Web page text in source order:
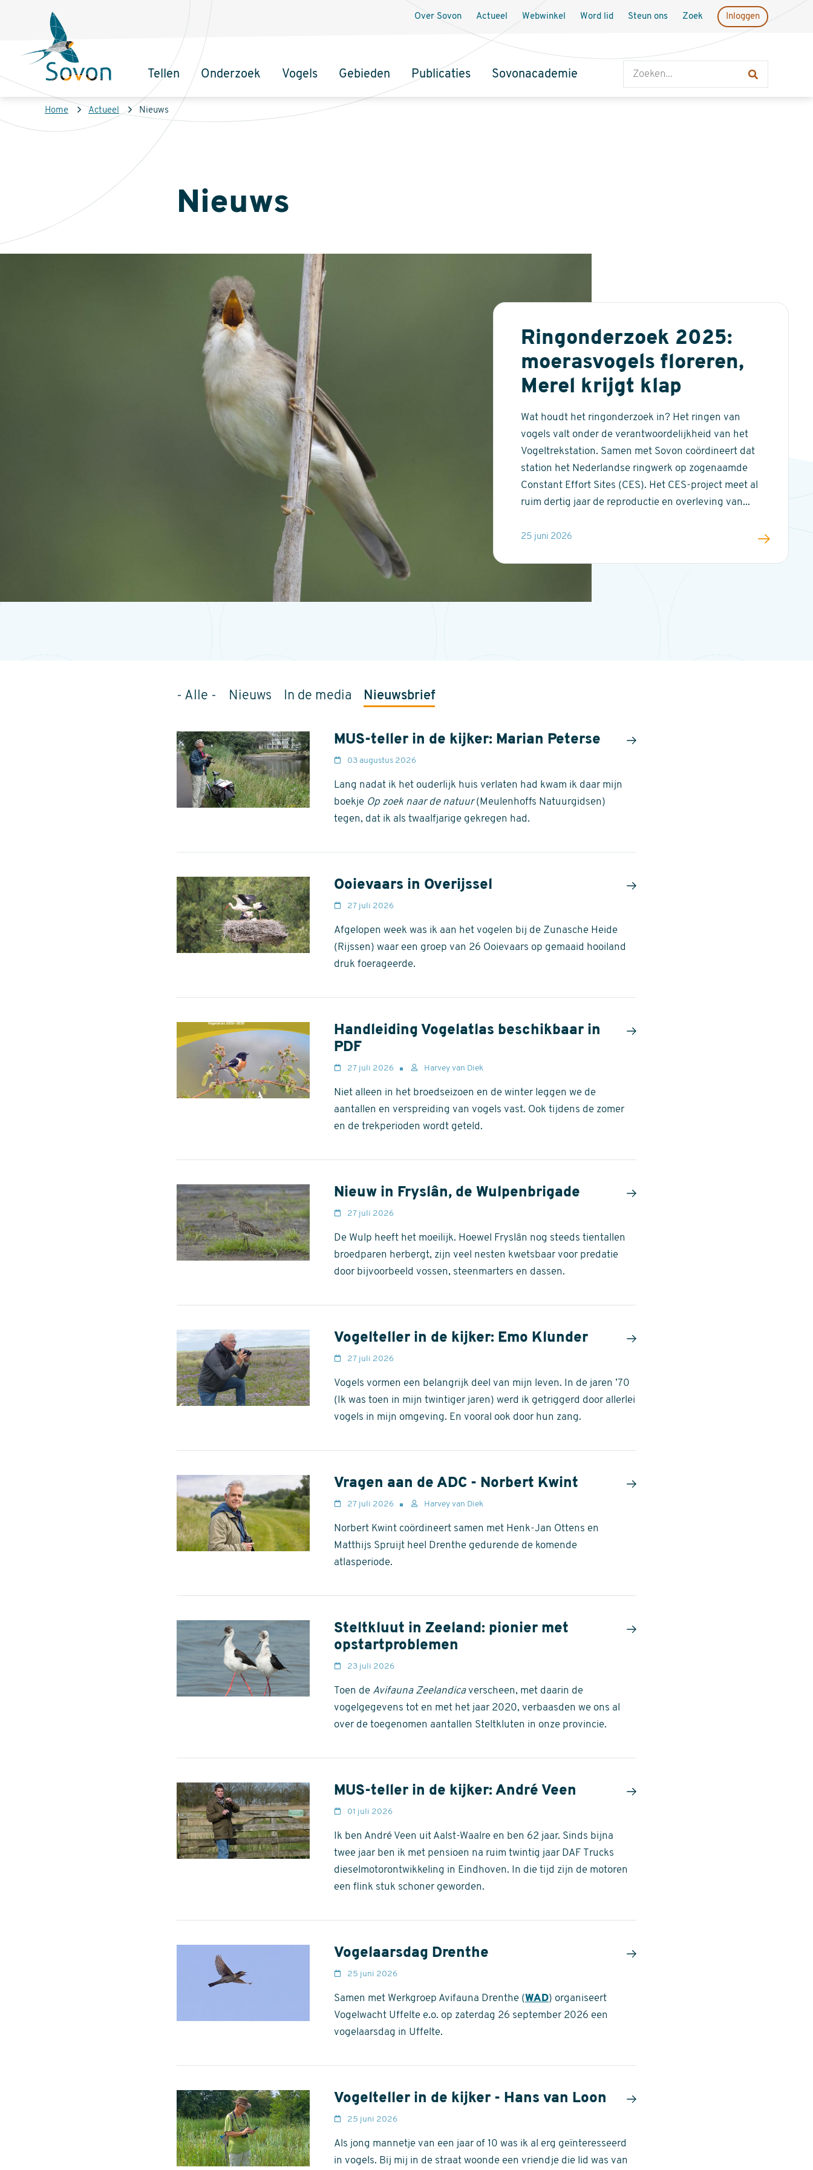
inhoud
Sovon
Homepage
Hoofdnavigatie
Tellen Onderzoek Vogels Gebieden Publicaties Sovonacademie
Over Sovon Actueel Webwinkel Word lid Steun ons Zoek Inloggen
Kruimelpad
Home Actueel Nieuws
Nieuws
Ringonderzoek 2025:
moerasvogels floreren,
Merel krijgt klap
Wat houdt het ringonderzoek in? Het ringen van
vogels valt onder de verantwoordelijkheid van het
Vogeltrekstation. Samen met Sovon coördineert dat
station het Nederlandse ringwerk op zogenaamde
Constant Effort Sites (CES). Het CES-project meet al
ruim dertig jaar de reproductie en overleving van...
25 juni 2026
- Alle - Nieuws In de media Nieuwsbrief
MUS-teller in de kijker: Marian Peterse
03 augustus 2026
Lang nadat ik het ouderlijk huis verlaten had kwam ik daar mijn
boekje Op zoek naar de natuur(Meulenhoffs Natuurgidsen)
tegen, dat ik als twaalfjarige gekregen had.
Ooievaars in Overijssel
27 juli 2026
Afgelopen week was ik aan het vogelen bij de Zunasche Heide
(Rijssen) waar een groep van 26 Ooievaars op gemaaid hooiland
druk foerageerde.
Handleiding Vogelatlas beschikbaar in
PDF
27 juli 2026 Harvey van Diek
Niet alleen in het broedseizoen en de winter leggen we de
aantallen en verspreiding van vogels vast. Ook tijdens de zomer
en de trekperioden wordt geteld.
Nieuw in Fryslân, de Wulpenbrigade
27 juli 2026
De Wulp heeft het moeilijk. Hoewel Fryslân nog steeds tientallen
broedparen herbergt, zijn veel nesten kwetsbaar voor predatie
door bijvoorbeeld vossen, steenmarters en dassen.
Vogelteller in de kijker: Emo Klunder
27 juli 2026
Vogels vormen een belangrijk deel van mijn leven. In de jaren ’70
(Ik was toen in mijn twintiger jaren) werd ik getriggerd door allerlei
vogels in mijn omgeving. En vooral ook door hun zang.
Vragen aan de ADC - Norbert Kwint
27 juli 2026 Harvey van Diek
Norbert Kwint coördineert samen met Henk-Jan Ottens en
Matthijs Spruijt heel Drenthe gedurende de komende
atlasperiode.
Steltkluut in Zeeland: pionier met
opstartproblemen
23 juli 2026
Toen de Avifauna Zeelandicaverscheen, met daarin de
vogelgegevens tot en met het jaar 2020, verbaasden we ons al
over de toegenomen aantallen Steltkluten in onze provincie.
MUS-teller in de kijker: André Veen
01 juli 2026
Ik ben André Veen uit Aalst-Waalre en ben 62 jaar. Sinds bijna
twee jaar ben ik met pensioen na ruim twintig jaar DAF Trucks
dieselmotorontwikkeling in Eindhoven. In die tijd zijn de motoren
een flink stuk schoner geworden.
Vogelaarsdag Drenthe
25 juni 2026
Samen met Werkgroep Avifauna Drenthe (WAD) organiseert
Vogelwacht Uffelte e.o. op zaterdag 26 september 2026 een
vogelaarsdag in Uffelte.
Vogelteller in de kijker - Hans van Loon
25 juni 2026
Als jong mannetje van een jaar of 10 was ik al erg geïnteresseerd
in vogels. Bij mij in de straat woonde een vriendje die lid was van